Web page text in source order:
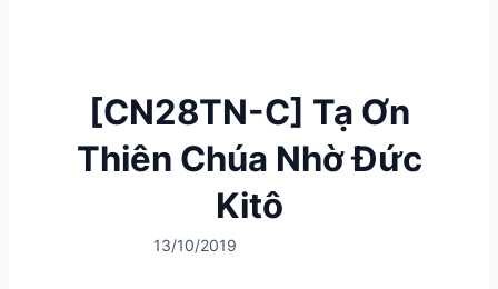
[CN28TN-C] Tạ Ơn
Thiên Chúa Nhờ Đức
Kitô
13/10/2019